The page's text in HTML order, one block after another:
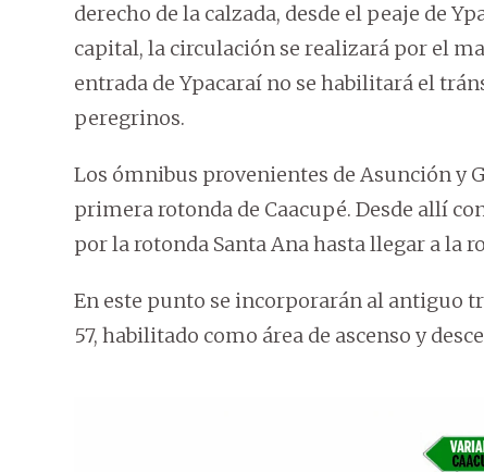
derecho de la calzada, desde el peaje de
capital, la circulación se realizará por el
entrada de Ypacaraí no se habilitará el
peregrinos.
Los ómnibus provenientes de Asunción y
primera rotonda de Caacupé. Desde allí
por la rotonda Santa Ana hasta llegar a la
En este punto se incorporarán al antiguo
57, habilitado como área de ascenso y